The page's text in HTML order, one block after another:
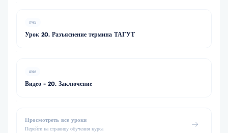
#45
Урок 20. Разъяснение термина ТАГУТ
#46
Видео - 20. Заключение
Просмотреть все уроки
Перейти на страницу обучения курса